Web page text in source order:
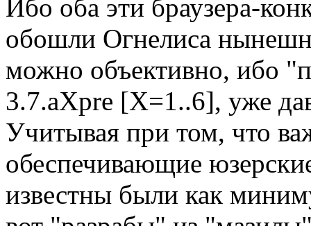
Ибо оба эти браузера-
обошли Огнелиса
можно объективно, ибо
3.7.aXpre [X=1..6], уже
Учитывая при том, что
обеспечивающие
известны были как